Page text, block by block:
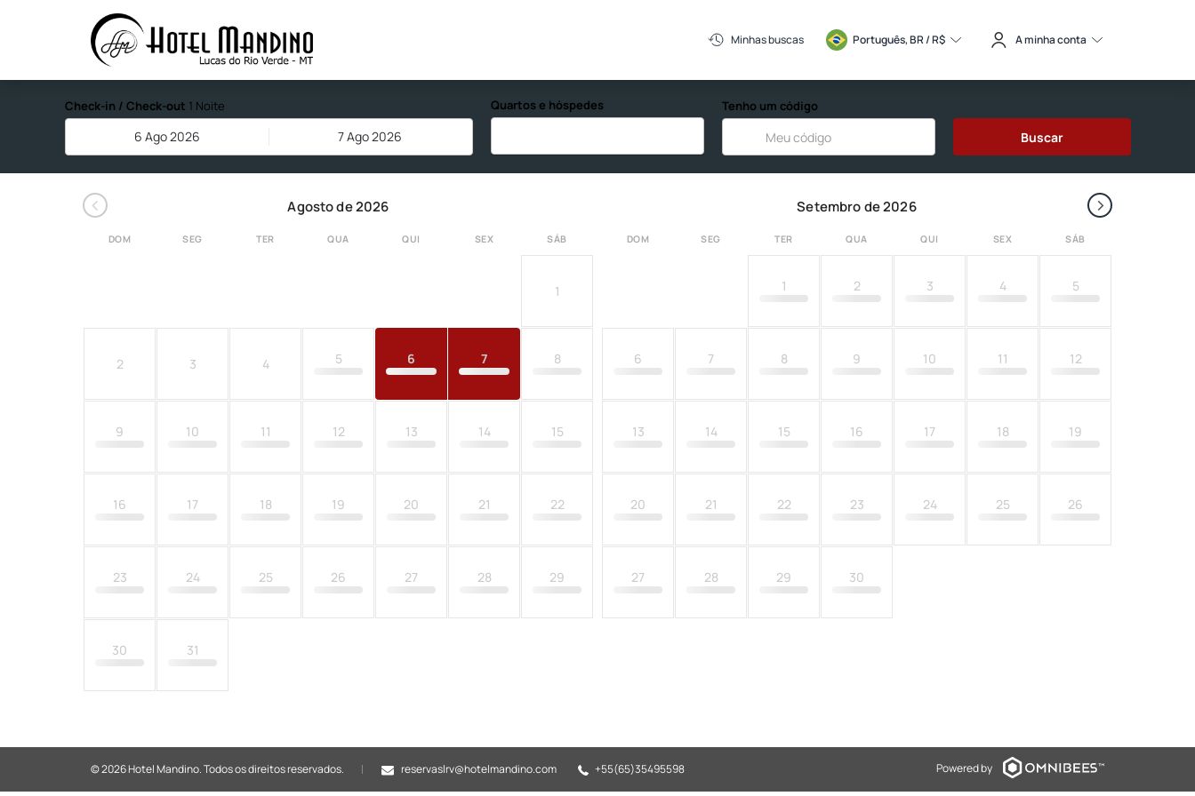
Hotel Mandino Minhas buscas Português, BR / R$ A minha conta
Check-in / Check-out 1 Noite
6 Ago 2026 7 Ago 2026
Quartos e hóspedes Tenho um código
Buscar
‹ ›
Agosto de 2026
DOM SEG TER QUA QUI SEX SÁB
1
2 3 4 5 6 7 8
9 10 11 12 13 14 15
16 17 18 19 20 21 22
23 24 25 26 27 28 29
30 31
Setembro de 2026
DOM SEG TER QUA QUI SEX SÁB
1 2 3 4 5
6 7 8 9 10 11 12
13 14 15 16 17 18 19
20 21 22 23 24 25 26
27 28 29 30
reservaslrv@hotelmandino.com +55(65)35495598
© 2026 Hotel Mandino.Todos os direitos reservados. Powered by